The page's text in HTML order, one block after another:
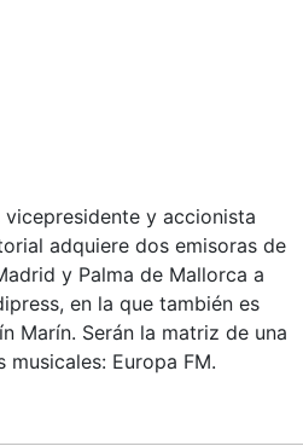
vicepresidente y accionista
adquiere dos emisoras de
y Palma de Mallorca a
en la que también es
Marín. Serán la matriz de una
musicales: Europa FM.